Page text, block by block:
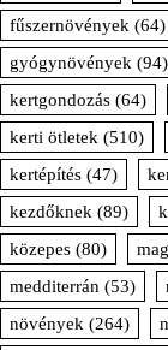
fűszernövények (64)
gyógynövények (94)
kertgondozás (64)
kerti ötletek (510)
kertépítés (47)
kezdőknek (89)
közepes (80)
medditerrán (53)
növények (264)